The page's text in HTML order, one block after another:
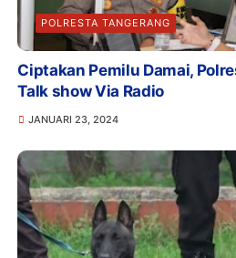
POLRESTA TANGERANG
Ciptakan Pemilu Damai,
Talk show Via Radio
JANUARI 23, 2024